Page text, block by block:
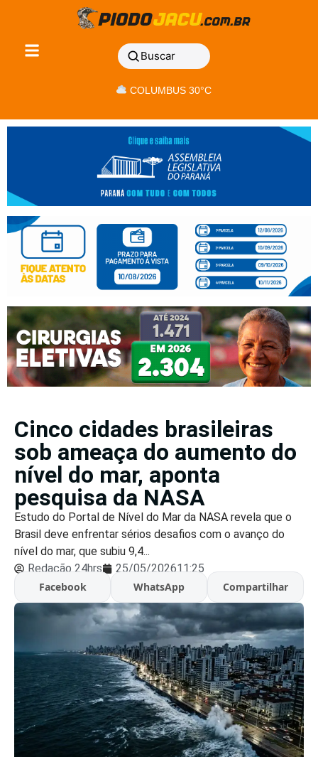
Buscar
COLUMBUS 30°C
Cinco cidades brasileiras
sob ameaça do aumento do
nível do mar, aponta
pesquisa da NASA
Estudo do Portal de Nível do Mar da NASA revela que o
Brasil deve enfrentar sérios desafios com o avanço do
nível do mar, que subiu 9,4...
Redação 24hrs
25/05/202611:25
Facebook
WhatsApp Compartilhar